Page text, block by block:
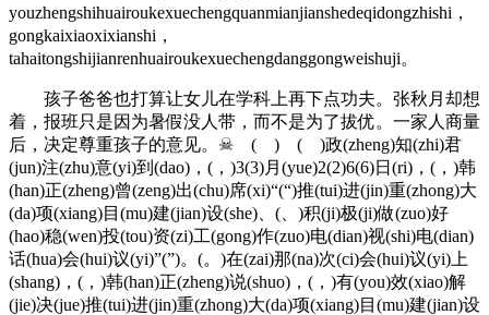
youzhengshihuairoukexuechengquanmianjianshedeqidongzhishi，
gongkaixiaoxixianshi，
tahaitongshijianrenhuairoukexuechengdanggongweishuji。
孩子爸爸也打算让女儿在学科上再下点功夫。张秋月却想
着，报班只是因为暑假没人带，而不是为了拔优。一家人商量
后，决定尊重孩子的意见。☠ ( ) ( )政(zheng)知(zhi)君
(jun)注(zhu)意(yi)到(dao)，(，)3(3)月(yue)2(2)6(6)日(ri)，(，)韩
(han)正(zheng)曾(zeng)出(chu)席(xi)“(“)推(tui)进(jin)重(zhong)大
(da)项(xiang)目(mu)建(jian)设(she)、(、)积(ji)极(ji)做(zuo)好
(hao)稳(wen)投(tou)资(zi)工(gong)作(zuo)电(dian)视(shi)电(dian)
话(hua)会(hui)议(yi)”(”)。(。)在(zai)那(na)次(ci)会(hui)议(yi)上
(shang)，(，)韩(han)正(zheng)说(shuo)，(，)有(you)效(xiao)解
(jie)决(jue)推(tui)进(jin)重(zhong)大(da)项(xiang)目(mu)建(jian)设